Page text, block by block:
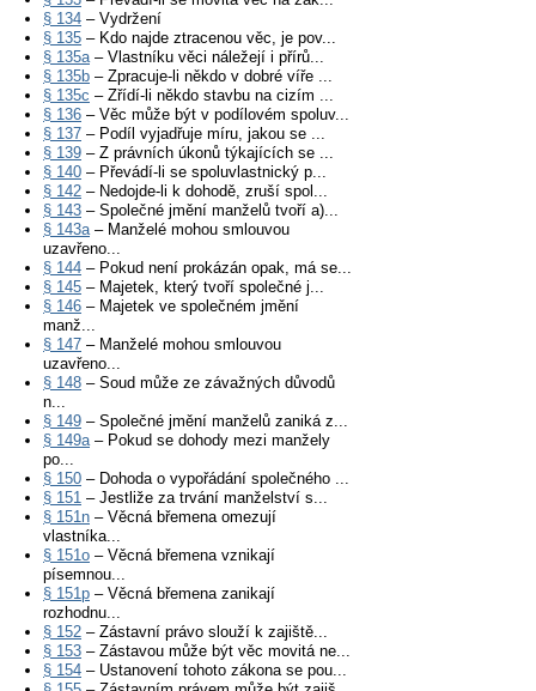
§ 134 – Vydržení
§ 135 – Kdo najde ztracenou věc, je pov...
§ 135a– Vlastníku věci náležejí i přírů...
§ 135b – Zpracuje-li někdo v dobré víře ...
§ 135c – Zřídí-li někdo stavbu na cizím ...
§ 136 – Věc může být v podílovém spoluv...
§ 137 – Podíl vyjadřuje míru, jakou se ...
§ 139 – Z právních úkonů týkajících se ...
§ 140 – Převádí-li se spoluvlastnický p...
§ 142 – Nedojde-li k dohodě, zruší spol...
§ 143 – Společné jmění manželů tvoří a)...
§ 143a– Manželé mohou smlouvou
uzavřeno...
§ 144 – Pokud není prokázán opak, má se...
§ 145 – Majetek, který tvoří společné j...
§ 146 – Majetek ve společném jmění
manž...
§ 147 – Manželé mohou smlouvou
uzavřeno...
§ 148 – Soud může ze závažných důvodů
n...
§ 149 – Společné jmění manželů zaniká z...
§ 149a– Pokud se dohody mezi manžely
po...
§ 150 – Dohoda o vypořádání společného ...
§ 151 – Jestliže za trvání manželství s...
§ 151n – Věcná břemena omezují
vlastníka...
§ 151o – Věcná břemena vznikají
písemnou...
§ 151p – Věcná břemena zanikají
rozhodnu...
§ 152 – Zástavní právo slouží k zajiště...
§ 153 – Zástavou může být věc movitá ne...
§ 154 – Ustanovení tohoto zákona se pou...